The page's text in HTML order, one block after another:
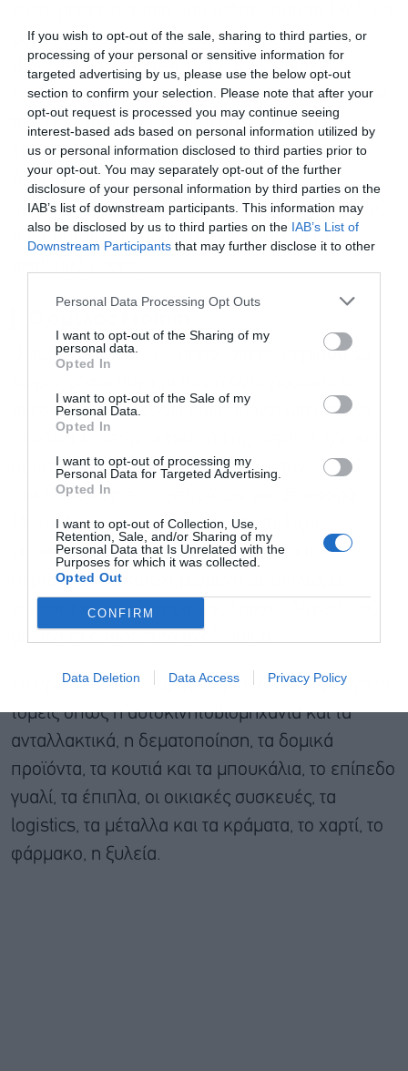
If you wish to opt-out of the sale, sharing to third parties, or
processing of your personal or sensitive information for
targeted advertising by us, please use the below opt-out
section to confirm your selection. Please note that after your
opt-out request is processed you may continue seeing
interest-based ads based on personal information utilized by
us or personal information disclosed to third parties prior to
your opt-out. You may separately opt-out of the further
disclosure of your personal information by third parties on the
IAB’s list of downstream participants. This information may
also be disclosed by us to third parties on the IAB’s List of
Downstream Participants that may further disclose it to other
Personal Data Processing Opt Outs
I want to opt-out of the Sharing of my
personal data.
Opted In
I want to opt-out of the Sale of my
Personal Data.
Opted In
I want to opt-out of processing my
Personal Data for Targeted Advertising.
Opted In
I want to opt-out of Collection, Use,
Retention, Sale, and/or Sharing of my
Personal Data that Is Unrelated with the
Purposes for which it was collected.
Opted Out
CONFIRM
Data Deletion Data Access Privacy Policy
μετατράπηκε σε Ανώνυμη Εμπορική και
Βιομηχανική Eταιρεία το 1976. Η εταιρεία
εισήγαγε τις μετοχές στο Χρηματιστήριο Αθηνών
το 1994. Να σημειωθεί ότι στην Ελλάδα η
εταιρεία διατηρούσε δύο εργοστάσια, στην
Αλεξανδρούπολη και στα Οινόφυτα,
προχωρώντας το 2018 στη διακοπή λειτουργίας
του πρώτου στο πλαίσιο των διαδικασιών
Ο όμιλος Fromm, με παρουσία σε περίπου 50
σχεδιάζει, αναπτύσσει και παράγει μια μεγάλη
προστασίας για την ενοποίηση και την
παλετοποίηση εμπορευμάτων για μεταφορά:
Μηχανήματα και συστήματα περιτύλιξης,
μηχανήματα τύλιξης παλετών με ελαστική
περιτύλιξη, το κατοχυρωμένο με δίπλωμα
ευρεσιτεχνίας σύστημα μαξιλαριού Airpad, μαζί
Τα προϊόντα που παράγει βρίσκουν εφαρμογή σε
τομείς όπως η αυτοκινητοβιομηχανία και τα
ανταλλακτικά, η δεματοποίηση, τα δομικά
προϊόντα, τα κουτιά και τα μπουκάλια, το επίπεδο
γυαλί, τα έπιπλα, οι οικιακές συσκευές, τα
logistics, τα μέταλλα και τα κράματα, το χαρτί, το
φάρμακο, η ξυλεία.